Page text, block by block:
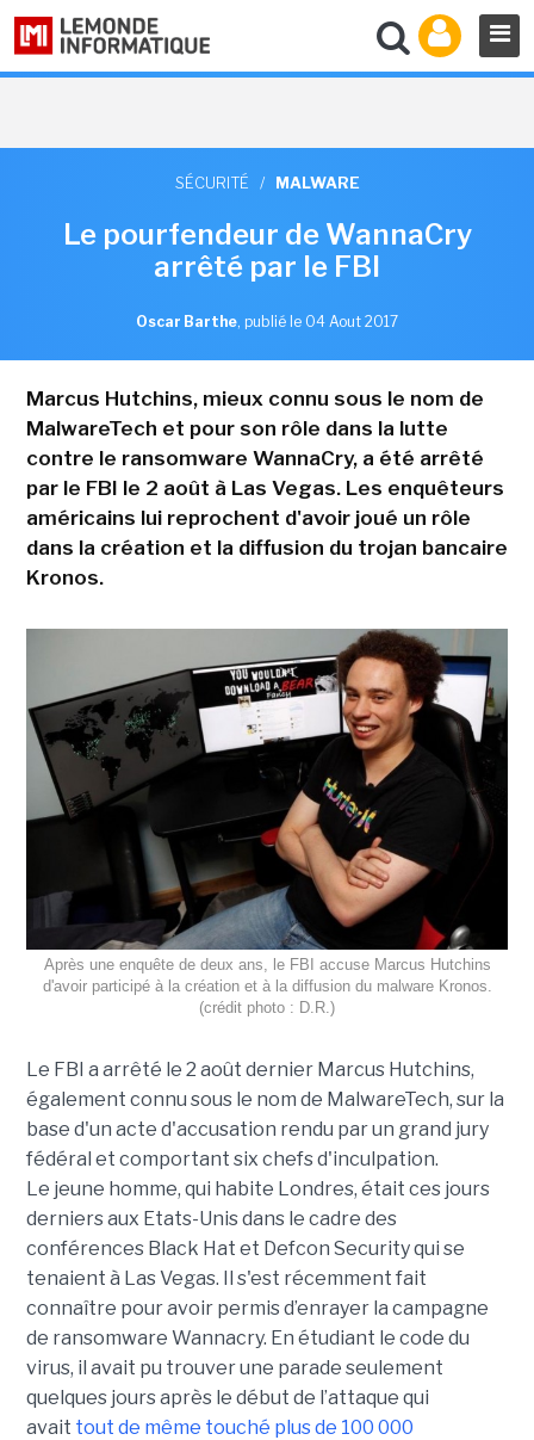
SÉCURITÉ / MALWARE
Le pourfendeur de WannaCry
arrêté par le FBI
Oscar Barthe, publié le 04 Aout 2017
Marcus Hutchins, mieux connu sous le nom de
MalwareTech et pour son rôle dans la lutte
contre le ransomware WannaCry, a été arrêté
par le FBI le 2 août à Las Vegas. Les enquêteurs
américains lui reprochent d'avoir joué un rôle
dans la création et la diffusion du trojan bancaire
Kronos.
Après une enquête de deux ans, le FBI accuse Marcus Hutchins
d'avoir participé à la création et à la diffusion du malware Kronos.
(crédit photo : D.R.)
Le FBI a arrêté le 2 août dernier Marcus Hutchins,
également connu sous le nom de MalwareTech, sur la
base d'un acte d'accusation rendu par un grand jury
fédéral et comportant six chefs d'inculpation.
Le jeune homme, qui habite Londres, était ces jours
derniers aux Etats-Unis dans le cadre des
conférences Black Hat et Defcon Security qui se
tenaient à Las Vegas. Il s'est récemment fait
connaître pour avoir permis d’enrayer la campagne
de ransomware Wannacry. En étudiant le code du
virus, il avait pu trouver une parade seulement
quelques jours après le début de l’attaque qui
avait tout de même touché plus de 100 000